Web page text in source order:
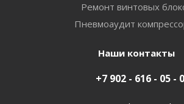
Ремонт винтовых
Пневмоаудит
Наши контакты
+7 902 - 616 - 05 -